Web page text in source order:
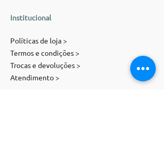
Institucional
Políticas de loja >
Termos e condições >
Trocas e devoluções >
Atendimento >